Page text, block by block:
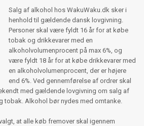
Salg af alkohol hos WakuWaku.dk sker i
henhold til gældende dansk lovgivning.
Personer skal være fyldt 16 år for at købe
tobak og drikkevarer med en
alkoholvolumenprocent på max 6%, og
være fyldt 18 år for at købe drikkevarer med
en alkoholvolumenprocent, der er højere
end 6%. Ved gennemførelse af ordrer skal
med gældende lovgivning om salg af
tobak. Alkohol bør nydes med omtanke.
at alle køb fremover skal igennem